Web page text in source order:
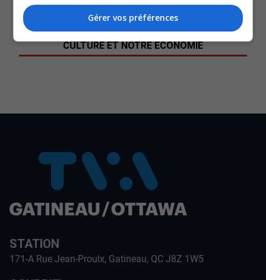
la même que les deux premiers accusés.
SOUTENIR NOS MÉDIAS, C’EST PROTÉGER NOTRE
CULTURE ET NOTRE ÉCONOMIE
STATION
171-A Rue Jean-Proulx, Gatineau, QC J8Z 1W5
Gérer vos préférences